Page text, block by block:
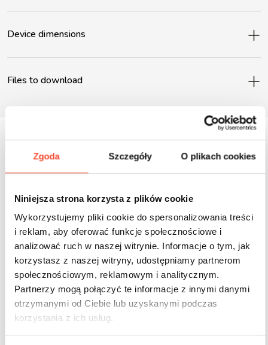
Zgoda Szczegóły O plikach cookies
Niniejsza strona korzysta z plików cookie
Wykorzystujemy pliki cookie do spersonalizowania treści
i reklam, aby oferować funkcje społecznościowe i
analizować ruch w naszej witrynie. Informacje o tym, jak
korzystasz z naszej witryny, udostępniamy partnerom
społecznościowym, reklamowym i analitycznym.
Partnerzy mogą połączyć te informacje z innymi danymi
otrzymanymi od Ciebie lub uzyskanymi podczas
korzystania z ich usług.
Device dimensions
Files to download
Inne produkty z tej serii